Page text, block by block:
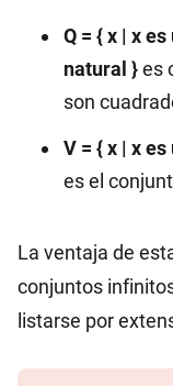
Q = { x | x
natural }es
son
V = { x | x
es el
La ventaja de
conjuntos
listarse por